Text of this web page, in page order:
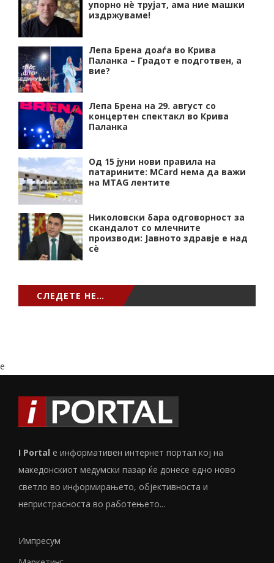
упорно нѐ трујат, ама ние машки
издржуваме!
Лепа Брена доаѓа во Крива
Паланка – Градот е подготвен, а
вие?
Лепа Брена на 29. август со
концертен спектакл во Крива
Паланка
Од 15 јуни нови правила на
патарините: MCard нема да важи
на MTAG лентите
Николовски бара одговорност за
скандалот со млечните
производи: Јавното здравје е над
сѐ
СЛЕДЕТЕ НЕ…
e
I Portal е информативен интернет портал кој на
македонскиот медумски пазар ќе донесе едно ново
светло во информирањето, објективноста и
непристрасноста во работењето...
Импресум